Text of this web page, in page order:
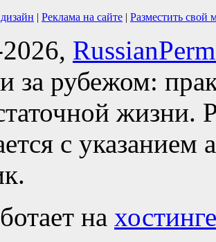
| Реклама на сайте | Разместить свой
за рубежом:
жизни.
с указанием
на